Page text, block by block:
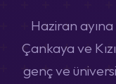
Haziran
Çankaya ve
genç ve